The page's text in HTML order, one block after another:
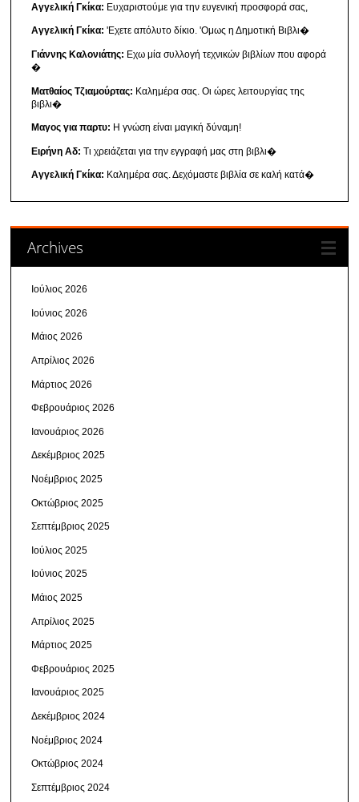
Αγγελική Γκίκα: Ευχαριστούμε για την ευγενική προσφορά σας,
Αγγελική Γκίκα: 'Εχετε απόλυτο δίκιο. 'Ομως η Δημοτική Βιβλι�
Γιάννης Καλονιάτης: Εχω μία συλλογή τεχνικών βιβλίων που αφορά
�
Ματθαίος Τζιαμούρτας: Καλημέρα σας. Οι ώρες λειτουργίας της
βιβλι�
Μαγος για παρτυ: Η γνώση είναι μαγική δύναμη!
Ειρήνη Αδ: Τι χρειάζεται για την εγγραφή μας στη βιβλι�
Αγγελική Γκίκα: Καλημέρα σας. Δεχόμαστε βιβλία σε καλή κατά�
Archives
Ιούλιος 2026
Ιούνιος 2026
Μάιος 2026
Απρίλιος 2026
Μάρτιος 2026
Φεβρουάριος 2026
Ιανουάριος 2026
Δεκέμβριος 2025
Νοέμβριος 2025
Οκτώβριος 2025
Σεπτέμβριος 2025
Ιούλιος 2025
Ιούνιος 2025
Μάιος 2025
Απρίλιος 2025
Μάρτιος 2025
Φεβρουάριος 2025
Ιανουάριος 2025
Δεκέμβριος 2024
Νοέμβριος 2024
Οκτώβριος 2024
Σεπτέμβριος 2024